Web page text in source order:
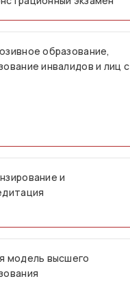
образование,
инвалидов и лиц с
и
модель высшего